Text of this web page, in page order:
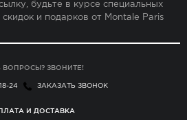
будьте в курсе специальных
и подарков от Montale Paris
ВОПРОСЫ? ЗВОНИТЕ!
24 ЗАКАЗАТЬ ЗВОНОК
И ДОСТАВКА